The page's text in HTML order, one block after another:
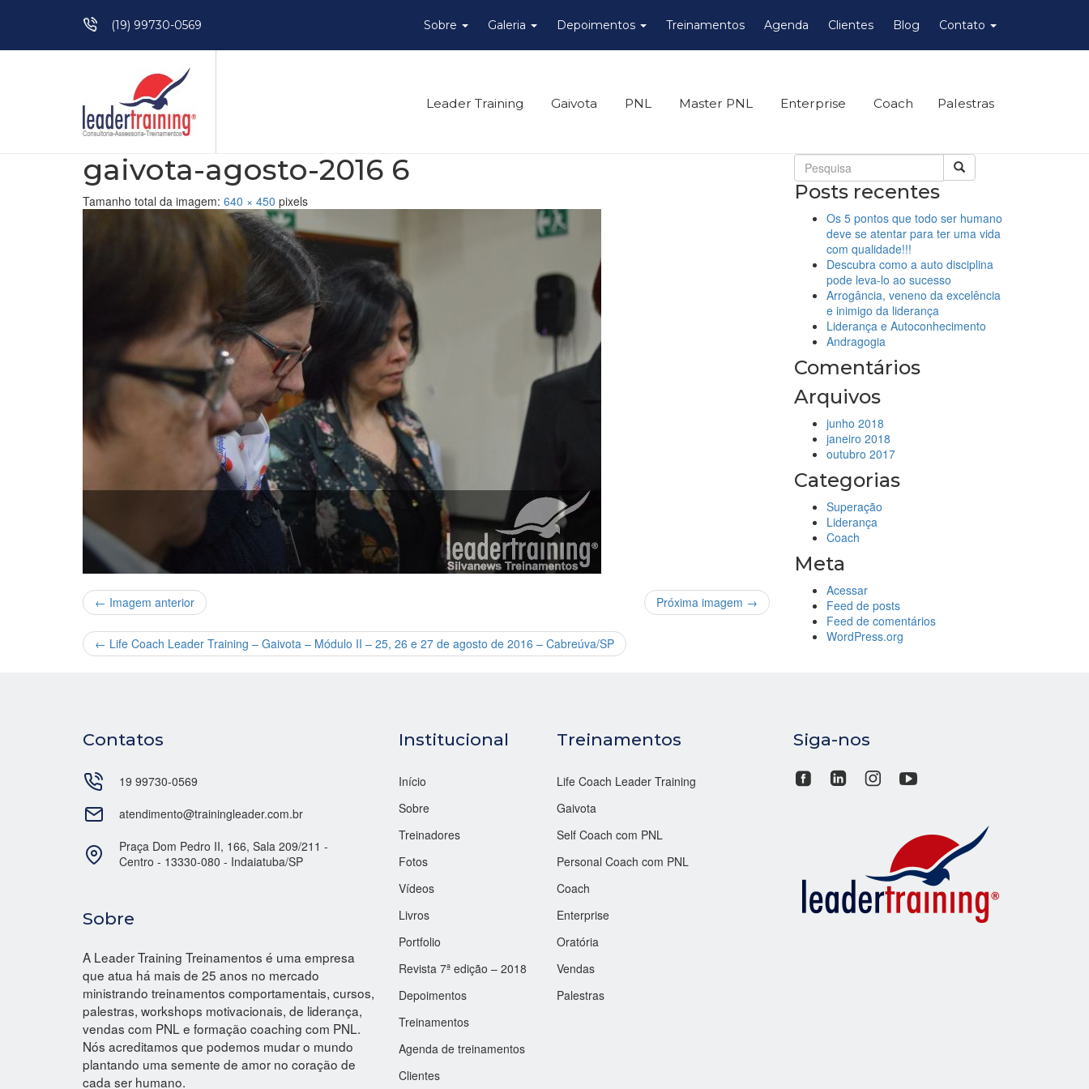
Pular para o conteúdo(19) 99730-0569 Sobre Galeria Depoimentos Treinamentos Agenda Clientes Blog Contato
Leader Training Gaivota PNL Master PNL Enterprise Coach Palestras
gaivota-agosto-2016 6
Tamanho total da imagem: 640 × 450 pixels
← Imagem anterior Próxima imagem →
← Life Coach Leader Training – Gaivota – Módulo II – 25, 26 e 27 de agosto de 2016 – Cabreúva/SP
Posts recentes
Os 5 pontos que todo ser humano
deve se atentar para ter uma vida
com qualidade!!!
Descubra como a auto disciplina
pode leva-lo ao sucesso
Arrogância, veneno da excelência
e inimigo da liderança
Liderança e Autoconhecimento
Andragogia
Comentários
Arquivos
junho 2018
janeiro 2018
outubro 2017
Categorias
Superação
Liderança
Coach
Meta
Acessar
Feed de posts
Feed de comentários
WordPress.org
Contatos
19 99730-0569
atendimento@trainingleader.com.br
Praça Dom Pedro II, 166, Sala 209/211 -
Centro - 13330-080 - Indaiatuba/SP
Sobre
A Leader Training Treinamentos é uma empresa
que atua há mais de 25 anos no mercado
ministrando treinamentos comportamentais, cursos,
palestras, workshops motivacionais, de liderança,
vendas com PNL e formação coaching com PNL.
Nós acreditamos que podemos mudar o mundo
plantando uma semente de amor no coração de
cada ser humano.
Institucional
Início
Sobre
Treinadores
Fotos
Vídeos
Livros
Portfolio
Revista 7ª edição – 2018
Depoimentos
Treinamentos
Agenda de treinamentos
Clientes
Treinamentos
Life Coach Leader Training
Gaivota
Self Coach com PNL
Personal Coach com PNL
Coach
Enterprise
Oratória
Vendas
Palestras
Siga-nos